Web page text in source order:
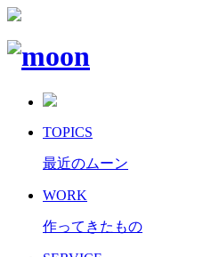
TOPICS
最近のムーン
WORK
作ってきたもの